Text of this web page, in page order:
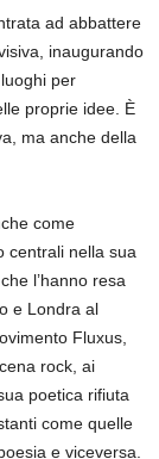
ad abbattere
inaugurando
per
proprie idee. È
ma anche della
come
centrali nella sua
l’hanno resa
e Londra al
Fluxus,
rock, ai
poetica rifiuta
come quelle
e viceversa.